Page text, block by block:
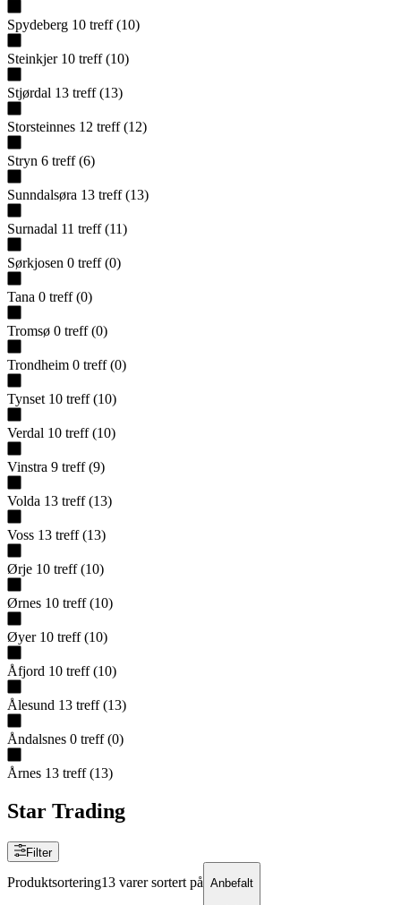
Spydeberg 10 treff (10)
Steinkjer 10 treff (10)
Stjørdal 13 treff (13)
Storsteinnes 12 treff (12)
Stryn 6 treff (6)
Sunndalsøra 13 treff (13)
Surnadal 11 treff (11)
Sørkjosen 0 treff (0)
Tana 0 treff (0)
Tromsø 0 treff (0)
Trondheim 0 treff (0)
Tynset 10 treff (10)
Verdal 10 treff (10)
Vinstra 9 treff (9)
Volda 13 treff (13)
Voss 13 treff (13)
Ørje 10 treff (10)
Ørnes 10 treff (10)
Øyer 10 treff (10)
Åfjord 10 treff (10)
Ålesund 13 treff (13)
Åndalsnes 0 treff (0)
Årnes 13 treff (13)
Star Trading
Filter
Produktsortering13 varer sortert på Anbefalt